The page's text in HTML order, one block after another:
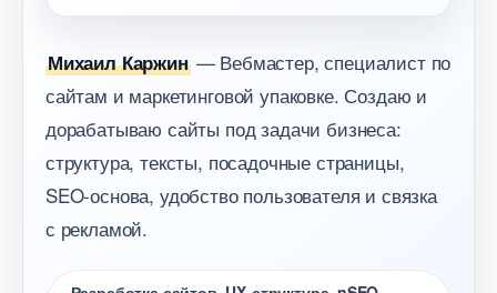
Михаил Каржин— Вебмастер, специалист по
сайтам и маркетинговой упаковке. Создаю и
дорабатываю сайты под задачи бизнеса:
структура, тексты, посадочные страницы,
SEO-основа, удобство пользователя и связка
с рекламой.